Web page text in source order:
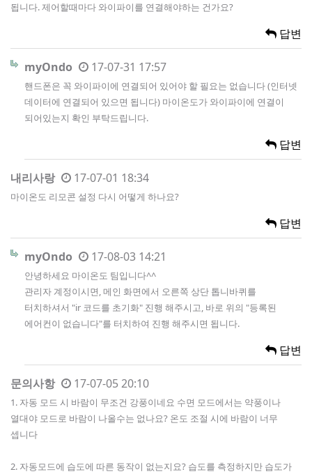
됩니다. 제어할때마다 와이파이를 연결해야하는 건가요?
답변
myOndo 17-07-31 17:57
핸드폰은 꼭 와이파이에 연결되어 있어야 할 필요는 없습니다 (인터넷
데이터에 연결되어 있으면 됩니다) 마이온도가 와이파이에 연결이
되어있는지 확인 부탁드립니다.
답변
내리사랑 17-07-01 18:34
마이온도 리모콘 설정 다시 어떻게 하나요?
답변
myOndo 17-08-03 14:21
안녕하세요 마이온도 팀입니다^^
관리자 계정이시면, 메인 화면에서 오른쪽 상단 톱니바퀴를
터치하셔서 "ir 코드를 초기화" 진행 해주시고, 바로 위의 "등록된
에어컨이 없습니다"를 터치하여 진행 해주시면 됩니다.
답변
문의사항 17-07-05 20:10
1. 자동 모드 시 바람이 무조건 강풍이네요 수면 모드에서는 약풍이나
열대야 모드로 바람이 나올수는 없나요? 온도 조절 시에 바람이 너무
셉니다
2. 자동모드에 습도에 따른 동작이 없는지요? 습도를 측정하지만 습도가